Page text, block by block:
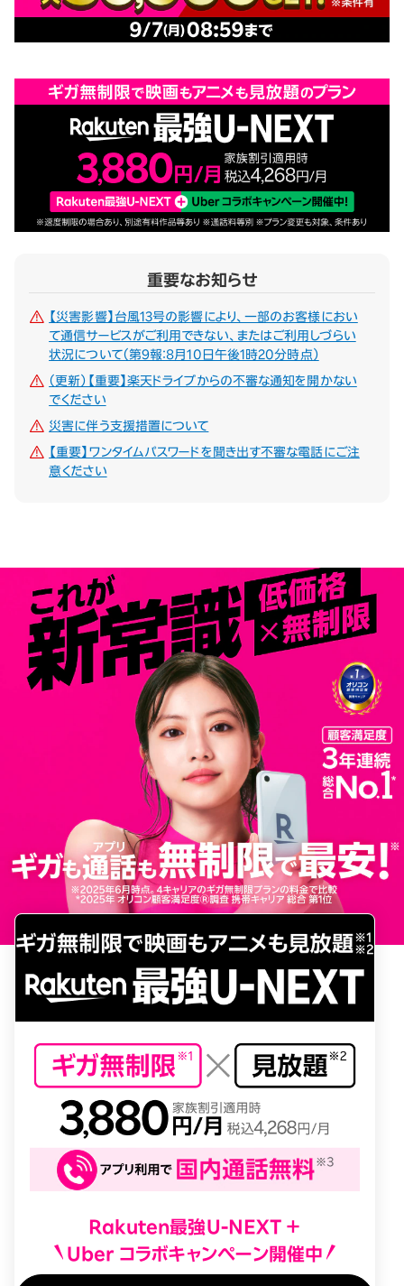
重要なお知らせ
【災害影響】台風13号の影響により、一部のお客様におい
て通信サービスがご利用できない、またはご利用しづらい
状況について（第9報：8月10日午後1時20分時点）
（更新）【重要】楽天ドライブからの不審な通知を開かない
でください
災害に伴う支援措置について
【重要】ワンタイムパスワードを聞き出す不審な電話にご注
意ください
Rakuten最強U-NEXT ＋
Uber コラボキャンペーン開催中